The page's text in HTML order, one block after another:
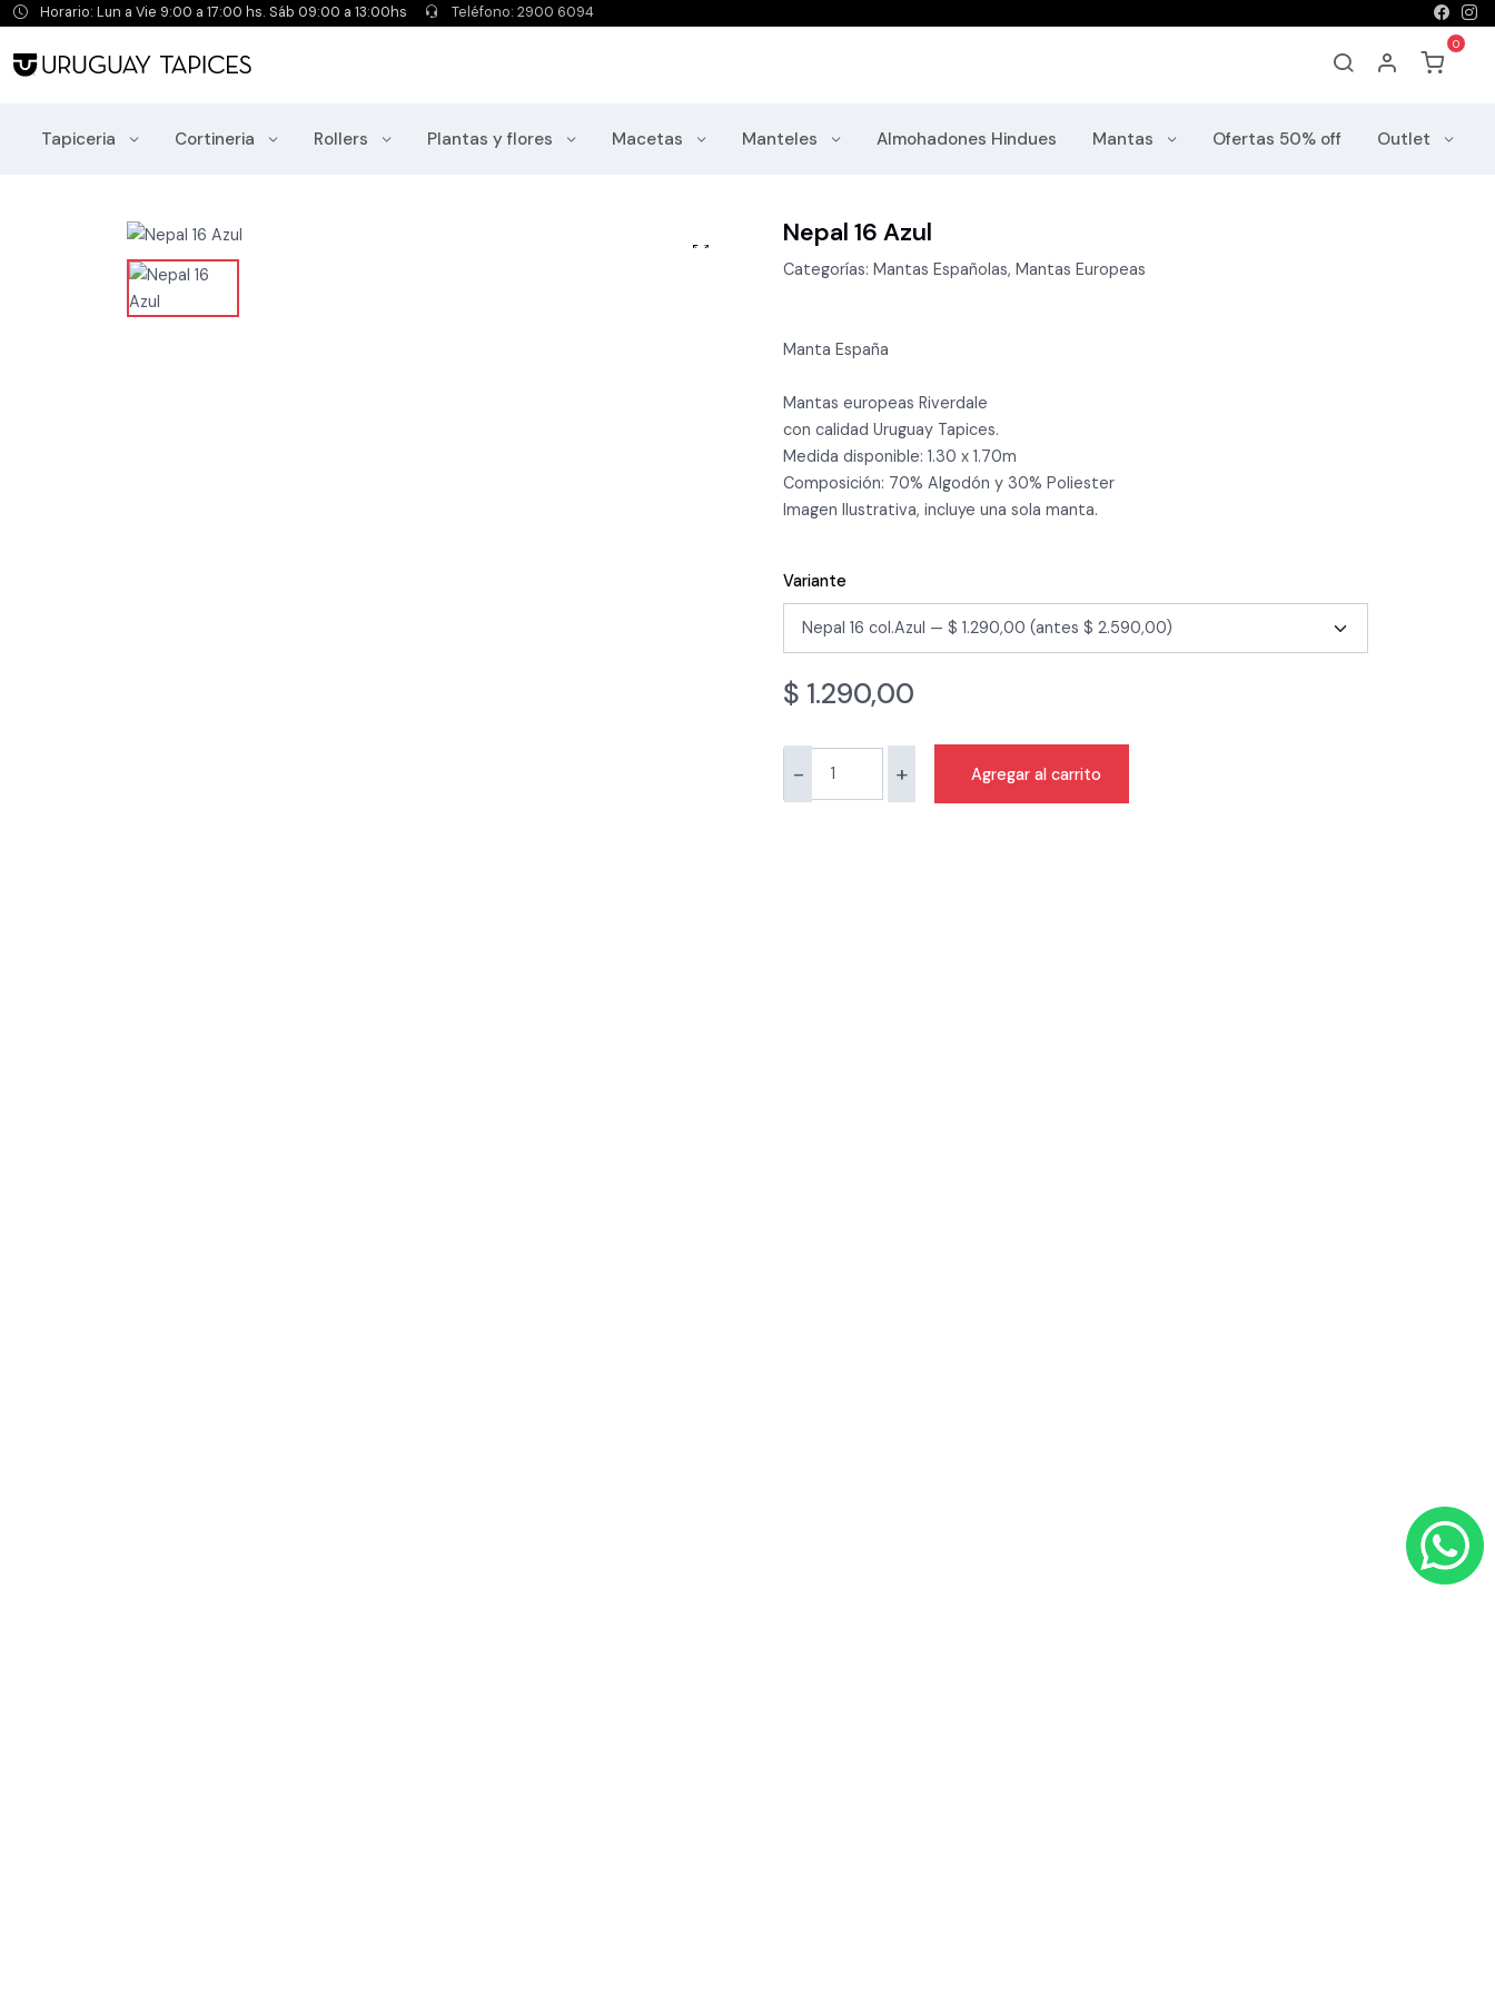
Horario: Lun a Vie 9:00 a 17:00 hs. Sáb 09:00 a 13:00hs Teléfono: 2900 6094
Tapiceria Cortineria Rollers Plantas y flores Macetas Manteles Almohadones Hindues Mantas Ofertas 50% off Outlet
Nepal 16 Azul
Categorías: Mantas Españolas, Mantas Europeas
Manta España
Mantas europeas Riverdale
con calidad Uruguay Tapices.
Medida disponible: 1.30 x 1.70m
Composición: 70% Algodón y 30% Poliester
Imagen Ilustrativa, incluye una sola manta.
Variante
$ 1.290,00
- + Agregar al carrito